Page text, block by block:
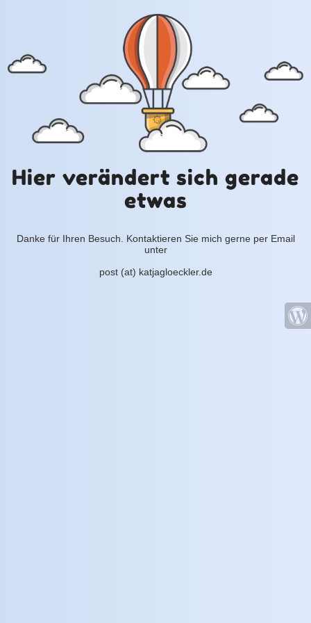
Hier verändert sich gerade
etwas
Danke für Ihren Besuch. Kontaktieren Sie mich gerne per Email
unter
post (at) katjagloeckler.de